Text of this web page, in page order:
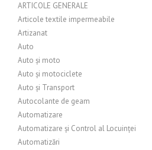
ARTICOLE GENERALE
Articole textile impermeabile
Artizanat
Auto
Auto și moto
Auto și motociclete
Auto și Transport
Autocolante de geam
Automatizare
Automatizare și Control al Locuinței
Automatizări